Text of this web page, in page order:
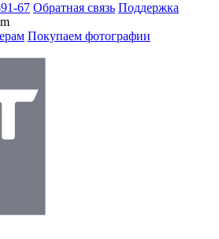
67 Обратная связь Поддержка
Покупаем фотографии